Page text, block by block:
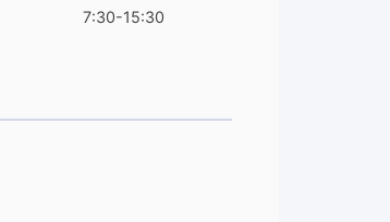
7:30-15:30